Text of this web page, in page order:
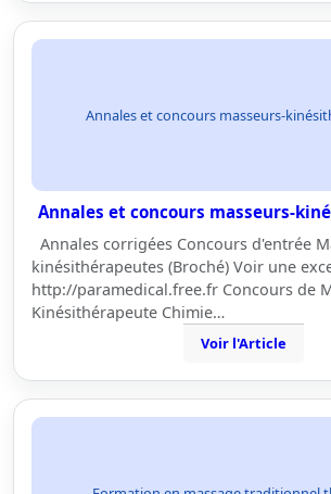
Annales et concours masseurs-
Annales et concours masseurs-
Annales corrigées Concours d'entrée
kinésithérapeutes (Broché) Voir une
http://paramedical.free.fr Concours de
Kinésithérapeute Chimie…
Voir l'Article